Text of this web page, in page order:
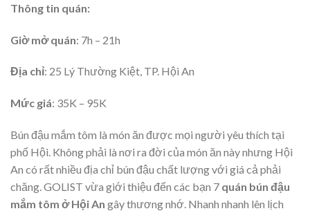
Thông tin quán:
Giờ mở quán: 7h – 21h
Địa chỉ: 25 Lý Thường Kiệt, TP. Hội An
Mức giá: 35K – 95K
Bún đậu mắm tôm là món ăn được mọi người yêu thích tại
phố Hội. Không phải là nơi ra đời của món ăn này nhưng Hội
An có rất nhiều địa chỉ bún đậu chất lượng với giá cả phải
chăng. GOLIST vừa giới thiệu đến các bạn 7 quán bún đậu
mắm tôm ở Hội An gây thương nhớ. Nhanh nhanh lên lịch